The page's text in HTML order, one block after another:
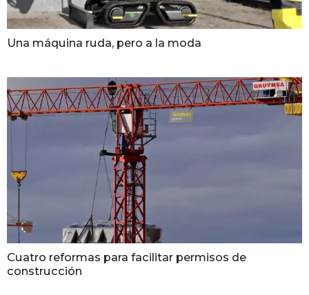
Una máquina ruda, pero a la moda
Cuatro reformas para facilitar permisos de
construcción